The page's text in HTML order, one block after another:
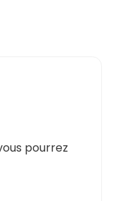
pourrez